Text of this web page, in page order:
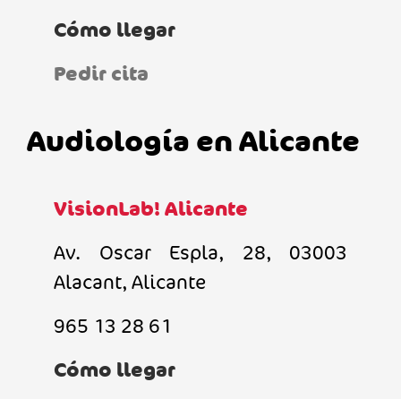
Cómo llegar
Pedir cita
Audiología en Alicante
VisionLab! Alicante
Av. Oscar Espla, 28, 03003
Alacant, Alicante
965 13 28 61
Cómo llegar